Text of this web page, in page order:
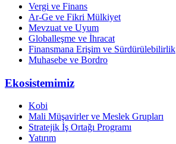
Vergi ve Finans
Ar-Ge ve Fikri Mülkiyet
Mevzuat ve Uyum
Globalleşme ve İhracat
Finansmana Erişim ve Sürdürülebilirlik
Muhasebe ve Bordro
Ekosistemimiz
Kobi
Mali Müşavirler ve Meslek Grupları
Stratejik İş Ortağı Programı
Yatırım